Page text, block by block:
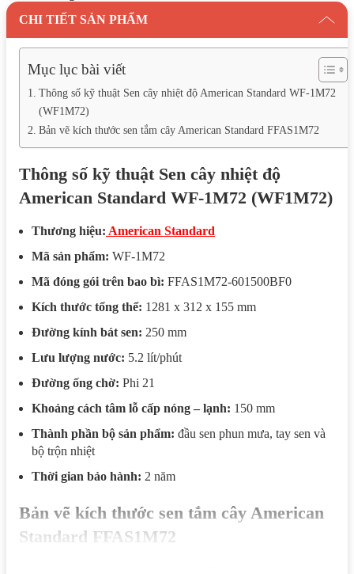
CHI TIẾT SẢN PHẨM
Mục lục bài viết
Thông số kỹ thuật Sen cây nhiệt độ American Standard WF-1M72
(WF1M72)
Bản vẽ kích thước sen tắm cây American Standard FFAS1M72
Thông số kỹ thuật Sen cây nhiệt độ
American Standard WF-1M72 (WF1M72)
Thương hiệu: American Standard
Mã sản phẩm: WF-1M72
Mã đóng gói trên bao bì: FFAS1M72-601500BF0
Kích thước tổng thể: 1281 x 312 x 155 mm
Đường kính bát sen: 250 mm
Lưu lượng nước: 5.2 lít/phút
Đường ống chờ: Phi 21
Khoảng cách tâm lỗ cấp nóng – lạnh: 150 mm
Thành phần bộ sản phẩm: đầu sen phun mưa, tay sen và
bộ trộn nhiệt
Thời gian bảo hành: 2 năm
Bản vẽ kích thước sen tắm cây American
Standard FFAS1M72